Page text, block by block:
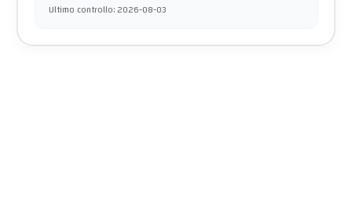
Ultimo controllo:2026-08-03